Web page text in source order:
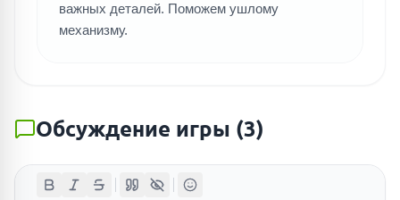
важных деталей. Поможем ушлому
механизму.
Обсуждение игры (3)